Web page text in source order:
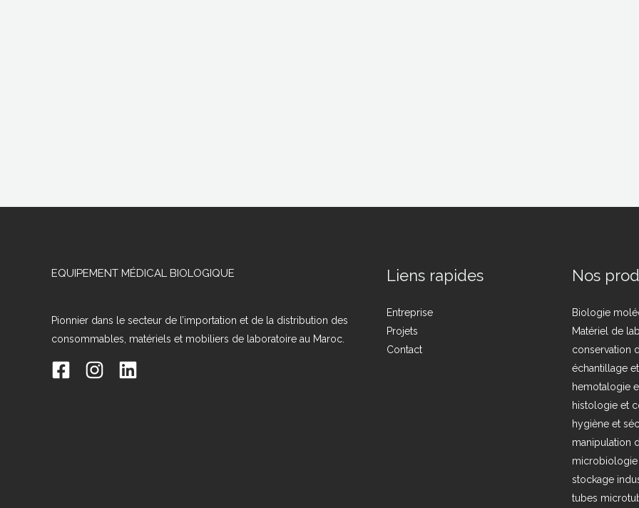
EQUIPEMENT MÉDICAL BIOLOGIQUE
Pionnier dans le secteur de l’importation et de la distribution des
consommables, matériels et mobiliers de laboratoire au Maroc.
Liens rapides
Entreprise
Projets
Contact
Nos
Biologie
Matériel de
conservation
échantillage
hemotalogie
histologie et
hygiène et
manipulation
microbiologie
stockage
tubes